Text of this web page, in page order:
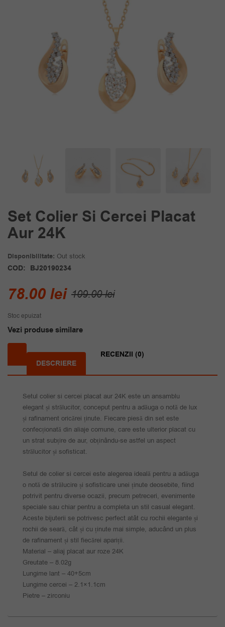
Set Colier Si Cercei Placat
Aur 24K
Disponibilitate: Out stock
COD: BJ20190234
109.00leiPrețul
109.00 lei.
78.00 lei
Prețul
Stoc epuizat
Vezi produse similare
DESCRIERE
RECENZII (0)
Setul colier si cercei placat aur 24K este un ansamblu
elegant și strălucitor, conceput pentru a adăuga o notă de lux
și rafinament oricărei ținute. Fiecare piesă din set este
confecționată din aliaje comune, care este ulterior placat cu
un strat subțire de aur, obținându-se astfel un aspect
strălucitor și sofisticat.
Setul de colier si cercei este alegerea ideală pentru a adăuga
o notă de strălucire și sofisticare unei ținute deosebite, fiind
potrivit pentru diverse ocazii, precum petreceri, evenimente
speciale sau chiar pentru a completa un stil casual elegant.
Aceste bijuterii se potrivesc perfect atât cu rochii elegante și
rochii de seară, cât și cu ținute mai simple, aducând un plus
de rafinament și stil fiecărei apariții.
Material – aliaj placat aur roze 24K
Greutate – 8.02g
Lungime lant – 40+5cm
Lungime cercei – 2.1×1.1cm
Pietre – zirconiu